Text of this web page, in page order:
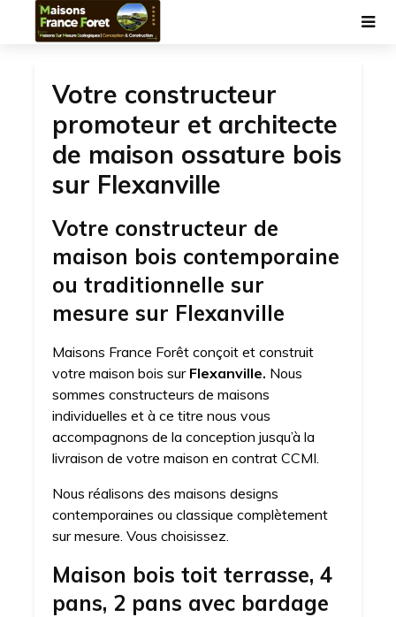
Votre constructeur
promoteur et architecte
de maison ossature bois
sur Flexanville
Votre constructeur de
maison bois contemporaine
ou traditionnelle sur
mesure sur Flexanville
Maisons France Forêt conçoit et construit
votre maison bois sur Flexanville. Nous
sommes constructeurs de maisons
individuelles et à ce titre nous vous
accompagnons de la conception jusqu’à la
livraison de votre maison en contrat CCMI.
Nous réalisons des maisons designs
contemporaines ou classique complètement
sur mesure. Vous choisissez.
Maison bois toit terrasse, 4
pans, 2 pans avec bardage